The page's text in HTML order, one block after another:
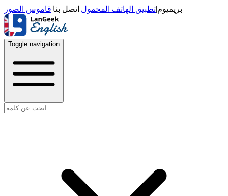
بريميوم|تطبيق الهاتف المحمول| اتصل بنا|قاموس الصور
Toggle navigation